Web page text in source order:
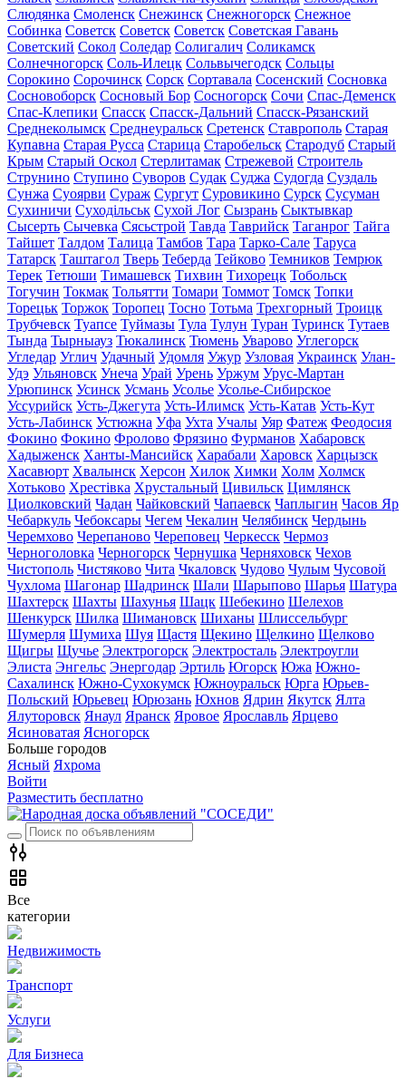
Слюдянка Смоленск Снежинск Снежногорск Снежное
Собинка Советск Советск Советск Советская Гавань
Советский Сокол Соледар Солигалич Соликамск
Солнечногорск Соль-Илецк Сольвычегодск Сольцы
Сорокино Сорочинск Сорск Сортавала Сосенский Сосновка
Сосновоборск Сосновый Бор Сосногорск Сочи Спас-Деменск
Спас-Клепики Спасск Спасск-Дальний Спасск-Рязанский
Среднеколымск Среднеуральск Сретенск Ставрополь Старая
Купавна Старая Русса Старица Старобельск Стародуб Старый
Крым Старый Оскол Стерлитамак Стрежевой Строитель
Струнино Ступино Суворов Судак Суджа Судогда Суздаль
Сунжа Суоярви Сураж Сургут Суровикино Сурск Сусуман
Сухиничи Суходільськ Сухой Лог Сызрань Сыктывкар
Сысерть Сычевка Сясьстрой Тавда Таврийск Таганрог Тайга
Тайшет Талдом Талица Тамбов Тара Тарко-Сале Таруса
Татарск Таштагол Тверь Теберда Тейково Темников Темрюк
Терек Тетюши Тимашевск Тихвин Тихорецк Тобольск
Тогучин Токмак Тольятти Томари Томмот Томск Топки
Торецьк Торжок Торопец Тосно Тотьма Трехгорный Троицк
Трубчевск Туапсе Туймазы Тула Тулун Туран Туринск Тутаев
Тында Тырныауз Тюкалинск Тюмень Уварово Углегорск
Угледар Углич Удачный Удомля Ужур Узловая Украинск Улан-
Удэ Ульяновск Унеча Урай Урень Уржум Урус-Мартан
Урюпинск Усинск Усмань Усолье Усолье-Сибирское
Уссурийск Усть-Джегута Усть-Илимск Усть-Катав Усть-Кут
Усть-Лабинск Устюжна Уфа Ухта Учалы Уяр Фатеж Феодосия
Фокино Фокино Фролово Фрязино Фурманов Хабаровск
Хадыженск Ханты-Мансийск Харабали Харовск Харцызск
Хасавюрт Хвалынск Херсон Хилок Химки Холм Холмск
Хотьково Хрестівка Хрустальный Цивильск Цимлянск
Циолковский Чадан Чайковский Чапаевск Чаплыгин Часов Яр
Чебаркуль Чебоксары Чегем Чекалин Челябинск Чердынь
Черемхово Черепаново Череповец Черкесск Чермоз
Черноголовка Черногорск Чернушка Черняховск Чехов
Чистополь Чистяково Чита Чкаловск Чудово Чулым Чусовой
Чухлома Шагонар Шадринск Шали Шарыпово Шарья Шатура
Шахтерск Шахты Шахунья Шацк Шебекино Шелехов
Шенкурск Шилка Шимановск Шиханы Шлиссельбург
Шумерля Шумиха Шуя Щастя Щекино Щелкино Щелково
Щигры Щучье Электрогорск Электросталь Электроугли
Элиста Энгельс Энергодар Эртиль Югорск Южа Южно-
Сахалинск Южно-Сухокумск Южноуральск Юрга Юрьев-
Польский Юрьевец Юрюзань Юхнов Ядрин Якутск Ялта
Ялуторовск Янаул Яранск Яровое Ярославль Ярцево
Ясиноватая Ясногорск
Больше городов
Ясный Яхрома
Войти
Разместить бесплатно
Все
категории
Недвижимость
Транспорт
Услуги
Для Бизнеса